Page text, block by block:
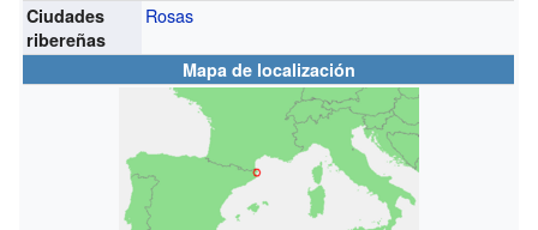
Ciudades
ribereñas
Rosas
Mapa de localización